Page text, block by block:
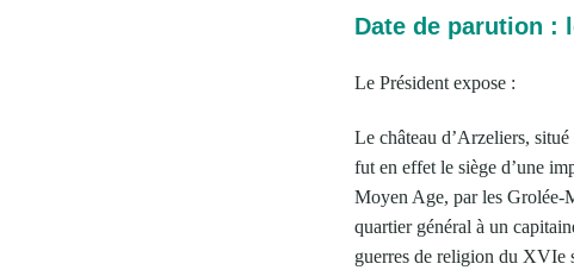
Date de parution :
Le Président expose :
Le château d’Arzeliers,
fut en effet le siège d’une
Moyen Age, par les Grolée-
quartier général à un
guerres de religion du XVIe